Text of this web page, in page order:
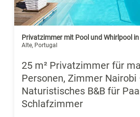
Privatzimmer mit Pool und Whirlpool
Alte, Portugal
25 m² Privatzimmer für
Personen, Zimmer Nairobi
Naturistisches B&B für
Schlafzimmer